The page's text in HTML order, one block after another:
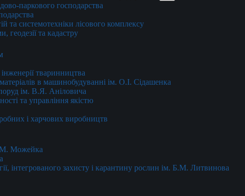
паркового господарства
та системотехніки лісового комплексу
геодезії та кадастру
тваринництва
в машинобудуванні ім. О.І. Сідашенка
ім. В.Я. Аніловича
та управління якістю
і харчових виробництв
Можейка
інтегрованого захисту і карантину рослин ім. Б.М. Литвинова